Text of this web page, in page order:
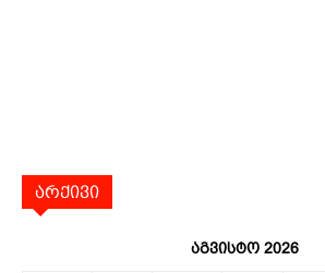
არქივი
აგვისტო 2026